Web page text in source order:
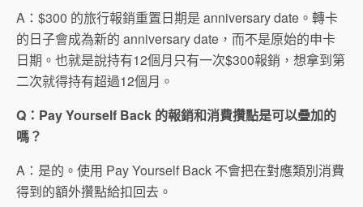
A：$300 的旅行報銷重置日期是 anniversary date。轉卡
的日子會成為新的 anniversary date，而不是原始的申卡
日期。也就是說持有12個月只有一次$300報銷，想拿到第
二次就得持有超過12個月。
Q：Pay Yourself Back 的報銷和消費攢點是可以疊加的
嗎？
A：是的。使用 Pay Yourself Back 不會把在對應類別消費
得到的額外攢點給扣回去。